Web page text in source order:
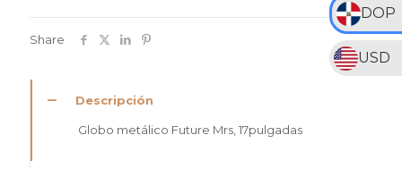
DOP
USD
Share
Descripción
Globo metálico Future Mrs, 17pulgadas